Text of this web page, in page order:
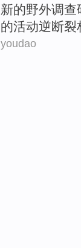
新的野外调查
的活动逆断裂
youdao